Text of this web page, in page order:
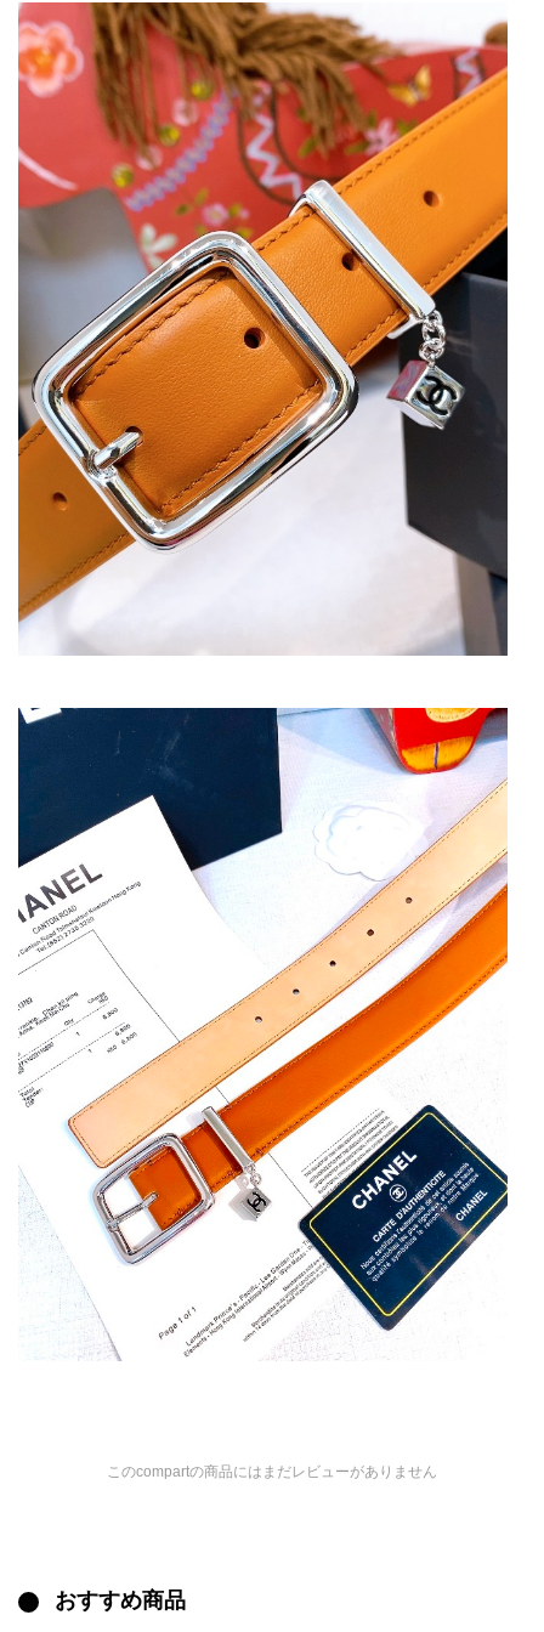
このcompartの商品にはまだレビューがありません
おすすめ商品